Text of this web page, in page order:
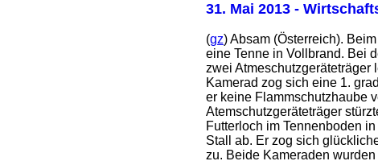
31. Mai 2013 -
(gz) Absam (Österreich).
eine Tenne in Vollbrand. Bei
zwei Atmeschutzgeräteträger
Kamerad zog sich eine 1.
er keine Flammschutzhaube
Atemschutzgeräteträger
Futterloch im Tennenboden
Stall ab. Er zog sich
zu. Beide Kameraden